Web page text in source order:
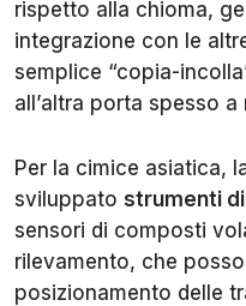
rispetto alla chioma,
integrazione con le
semplice “copia-
all’altra porta spesso
Per la cimice asiatica,
sviluppato strumenti
sensori di composti
rilevamento, che
posizionamento delle